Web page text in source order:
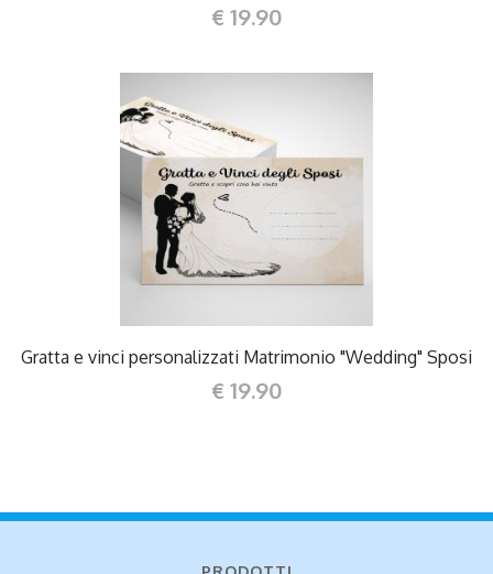
€ 19.90
DETTAGLI
Gratta e vinci personalizzati Matrimonio "Wedding" Sposi
€ 19.90